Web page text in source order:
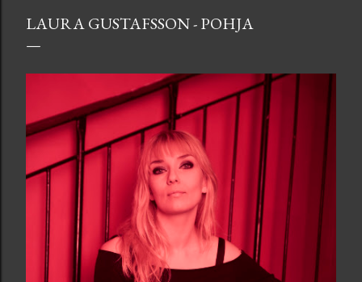
LAURA GUSTAFSSON - POHJA